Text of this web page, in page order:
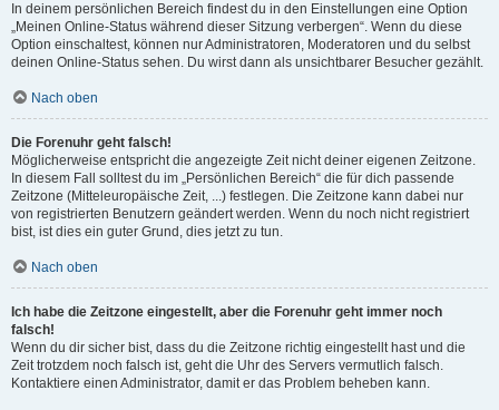
In deinem persönlichen Bereich findest du in den Einstellungen eine Option
„Meinen Online-Status während dieser Sitzung verbergen“. Wenn du diese
Option einschaltest, können nur Administratoren, Moderatoren und du selbst
deinen Online-Status sehen. Du wirst dann als unsichtbarer Besucher gezählt.
Nach oben
Die Forenuhr geht falsch!
Möglicherweise entspricht die angezeigte Zeit nicht deiner eigenen Zeitzone.
In diesem Fall solltest du im „Persönlichen Bereich“ die für dich passende
Zeitzone (Mitteleuropäische Zeit, ...) festlegen. Die Zeitzone kann dabei nur
von registrierten Benutzern geändert werden. Wenn du noch nicht registriert
bist, ist dies ein guter Grund, dies jetzt zu tun.
Nach oben
Ich habe die Zeitzone eingestellt, aber die Forenuhr geht immer noch
falsch!
Wenn du dir sicher bist, dass du die Zeitzone richtig eingestellt hast und die
Zeit trotzdem noch falsch ist, geht die Uhr des Servers vermutlich falsch.
Kontaktiere einen Administrator, damit er das Problem beheben kann.